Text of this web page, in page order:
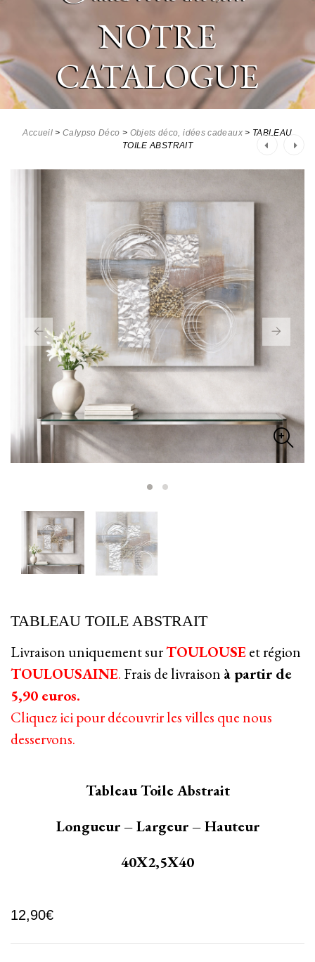
NOTRE
CATALOGUE
Accueil> Calypso Déco > Objets déco, idées cadeaux> TABLEAU
TOILE ABSTRAIT
navigation
TABLEAU TOILE ABSTRAIT
Livraison uniquement surTOULOUSEet région
TOULOUSAINE. Frais de livraison à partir de
5,90 euros.
Cliquez ici pour découvrir les villes que nous
desservons.
Tableau Toile Abstrait
Longueur – Largeur – Hauteur
40X2,5X40
12,90€